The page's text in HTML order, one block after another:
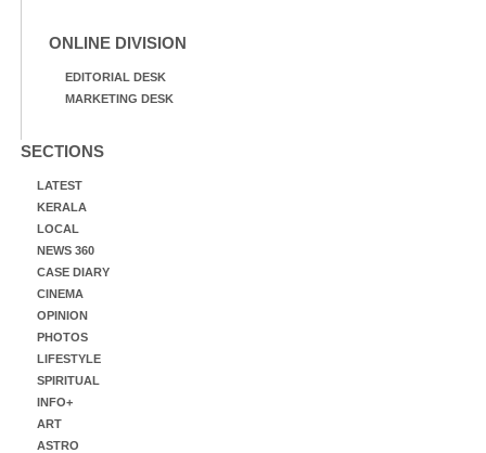
ONLINE DIVISION
EDITORIAL DESK
MARKETING DESK
SECTIONS
LATEST
KERALA
LOCAL
NEWS 360
CASE DIARY
CINEMA
OPINION
PHOTOS
LIFESTYLE
SPIRITUAL
INFO+
ART
ASTRO